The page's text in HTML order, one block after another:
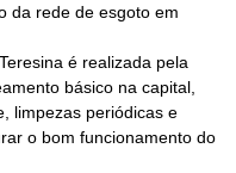
da rede de esgoto em
é realizada pela
básico na capital,
limpezas periódicas e
o bom funcionamento do